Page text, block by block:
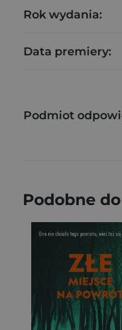
Rok wydania:
Data premiery:
Podmiot
Podobne